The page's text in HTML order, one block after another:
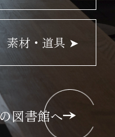
素材・道具 ➤
図書館へ